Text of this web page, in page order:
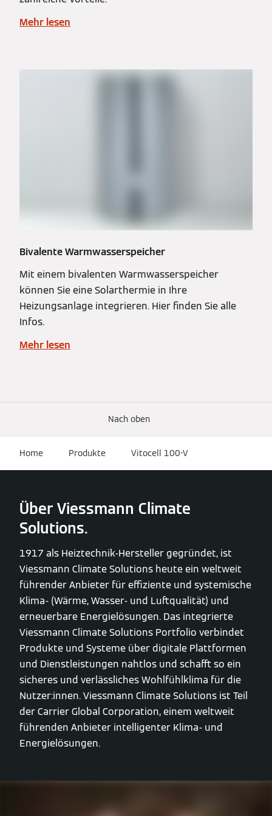
Mehr lesen
Bivalente Warmwasserspeicher
Mit einem bivalenten Warmwasserspeicher
können Sie eine Solarthermie in Ihre
Heizungsanlage integrieren. Hier finden Sie alle
Infos.
Mehr lesen
Nach oben
Home Produkte Vitocell 100-V
Über Viessmann Climate
Solutions.
1917 als Heiztechnik-Hersteller gegründet, ist
Viessmann Climate Solutions heute ein weltweit
führender Anbieter für effiziente und systemische
Klima- (Wärme, Wasser- und Luftqualität) und
erneuerbare Energielösungen. Das integrierte
Viessmann Climate Solutions Portfolio verbindet
Produkte und Systeme über digitale Plattformen
und Dienstleistungen nahtlos und schafft so ein
sicheres und verlässliches Wohlfühlklima für die
Nutzer:innen. Viessmann Climate Solutions ist Teil
der Carrier Global Corporation, einem weltweit
führenden Anbieter intelligenter Klima- und
Energielösungen.